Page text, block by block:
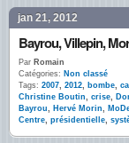
jan 21, 2012
Bayrou, Villepin,
Par Romain
Catégories: Non classé
Tags: 2007, 2012, bombe,
Christine Boutin, crise,
Bayrou, Hervé Morin,
Centre, présidentielle,